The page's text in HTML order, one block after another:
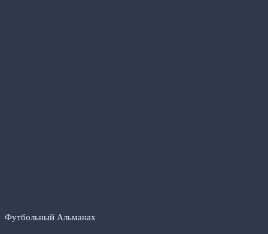
Футбольный Альманах